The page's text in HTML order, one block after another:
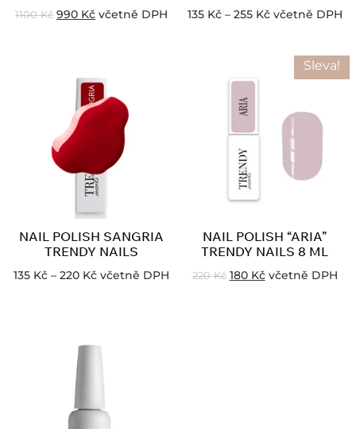
1100Kč 990 Kč včetně DPH 135 Kč – 255 Kč včetně DPH
NAIL POLISH SANGRIA
TRENDY NAILS
135 Kč – 220 Kč včetně DPH
Sleva!
NAIL POLISH “ARIA”
TRENDY NAILS 8 ML
220Kč 180 Kč včetně DPH